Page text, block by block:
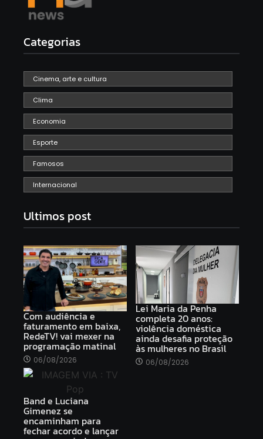
Categorias
Cinema, arte e cultura
Clima
Economia
Esporte
Famosos
Internacional
Ultimos post
Com audiência e
faturamento em baixa,
RedeTV! vai mexer na
programação matinal
06/08/2026
Lei Maria da Penha
completa 20 anos:
violência doméstica
ainda desafia proteção
às mulheres no Brasil
06/08/2026
Band e Luciana
Gimenez se
encaminham para
fechar acordo e lançar